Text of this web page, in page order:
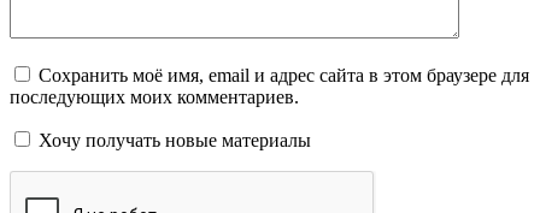
Сохранить моё имя, email и адрес сайта в этом браузере для
последующих моих комментариев.
Хочу получать новые материалы